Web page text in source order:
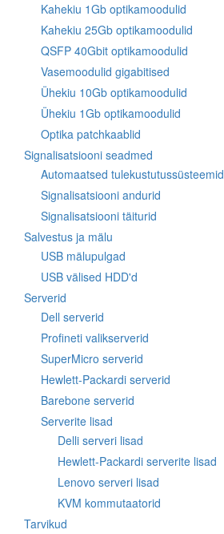
Kahekiu 1Gb optikamoodulid
Kahekiu 25Gb optikamoodulid
QSFP 40Gbit optikamoodulid
Vasemoodulid gigabitised
Ühekiu 10Gb optikamoodulid
Ühekiu 1Gb optikamoodulid
Optika patchkaablid
Signalisatsiooni seadmed
Automaatsed tulekustutussüsteemid
Signalisatsiooni andurid
Signalisatsiooni täiturid
Salvestus ja mälu
USB mälupulgad
USB välised HDD'd
Serverid
Dell serverid
Profineti valikserverid
SuperMicro serverid
Hewlett-Packardi serverid
Barebone serverid
Serverite lisad
Delli serveri lisad
Hewlett-Packardi serverite lisad
Lenovo serveri lisad
KVM kommutaatorid
Tarvikud